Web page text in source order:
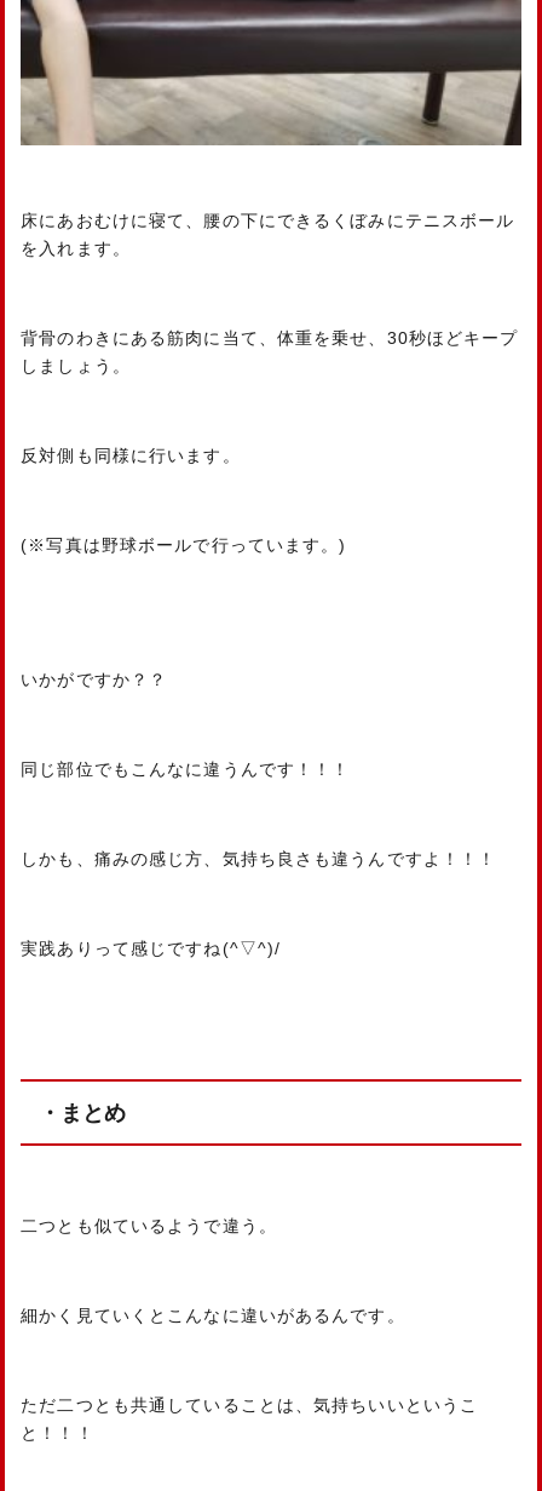
床にあおむけに寝て、腰の下にできるくぼみにテニスボール
を入れます。
背骨のわきにある筋肉に当て、体重を乗せ、30秒ほどキープ
しましょう。
反対側も同様に行います。
(※写真は野球ボールで行っています。)
いかがですか？？
同じ部位でもこんなに違うんです！！！
しかも、痛みの感じ方、気持ち良さも違うんですよ！！！
実践ありって感じですね(^▽^)/
・まとめ
二つとも似ているようで違う。
細かく見ていくとこんなに違いがあるんです。
ただ二つとも共通していることは、気持ちいいというこ
と！！！